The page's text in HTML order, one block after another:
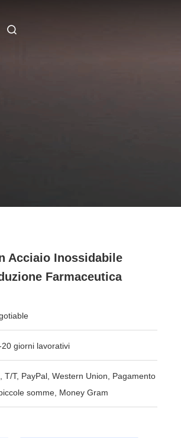
Acciaio Inossidabile
Farmaceutica
20 giorni lavorativi
T/T, PayPal, Western Union, Pagamento
somme, Money Gram